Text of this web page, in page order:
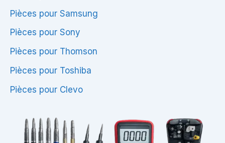
Pièces pour Samsung
Pièces pour Sony
Pièces pour Thomson
Pièces pour Toshiba
Pièces pour Clevo